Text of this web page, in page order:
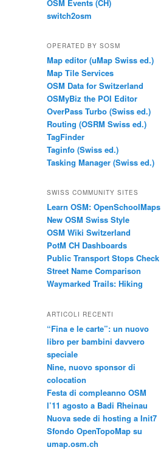
OSM Events (CH)
switch2osm
OPERATED BY SOSM
Map editor (uMap Swiss ed.)
Map Tile Services
OSM Data for Switzerland
OSMyBiz the POI Editor
OverPass Turbo (Swiss ed.)
Routing (OSRM Swiss ed.)
TagFinder
Taginfo (Swiss ed.)
Tasking Manager (Swiss ed.)
SWISS COMMUNITY SITES
Learn OSM: OpenSchoolMaps
New OSM Swiss Style
OSM Wiki Switzerland
PotM CH Dashboards
Public Transport Stops Check
Street Name Comparison
Waymarked Trails: Hiking
ARTICOLI RECENTI
“Fina e le carte”: un nuovo
libro per bambini davvero
speciale
Nine, nuovo sponsor di
colocation
Festa di compleanno OSM
l’11 agosto a Badi Rheinau
Nuova sede di hosting a Init7
Sfondo OpenTopoMap su
umap.osm.ch